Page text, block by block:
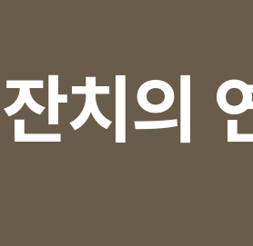
치의